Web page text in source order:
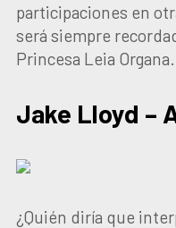
participaciones en
será siempre
Princesa Leia Organa.
Jake Lloyd –
¿Quién diría que